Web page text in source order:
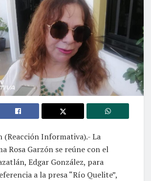
(Reacción Informativa).- La
Rosa Garzón se reúne con el
Edgar González, para
a la presa “Río Quelite”,